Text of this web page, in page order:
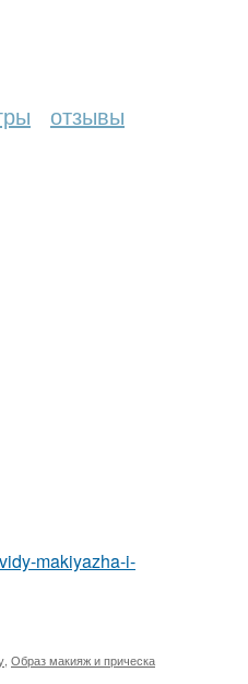
отзывы
makiyazha-i-
Образ макияж и прическа